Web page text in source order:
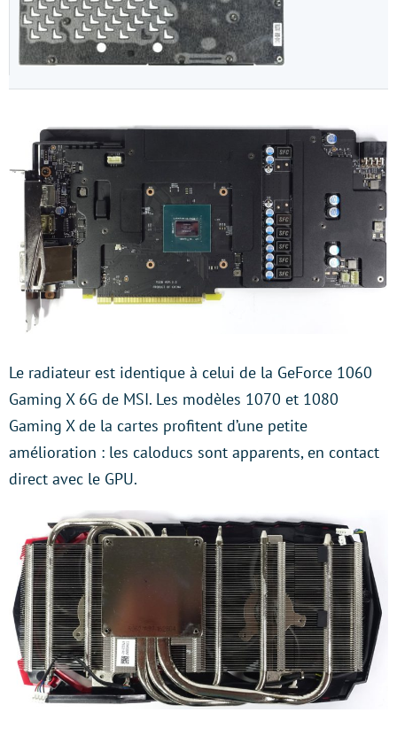
Le radiateur est identique à celui de la GeForce 1060
Gaming X 6G de MSI. Les modèles 1070 et 1080
Gaming X de la cartes profitent d’une petite
amélioration : les caloducs sont apparents, en contact
direct avec le GPU.